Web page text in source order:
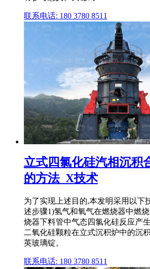
联系电话: 180 3780 8511
立式四氯化硅汽相沉积
的方法_X技术
为了实现上述目的,本发明采用以下
述步骤1)氢气和氧气在燃烧器中燃
烧器下料管中气态四氯化硅反应产
二氧化硅颗粒在立式沉积炉中的沉
英玻璃锭。
联系电话: 180 3780 8511